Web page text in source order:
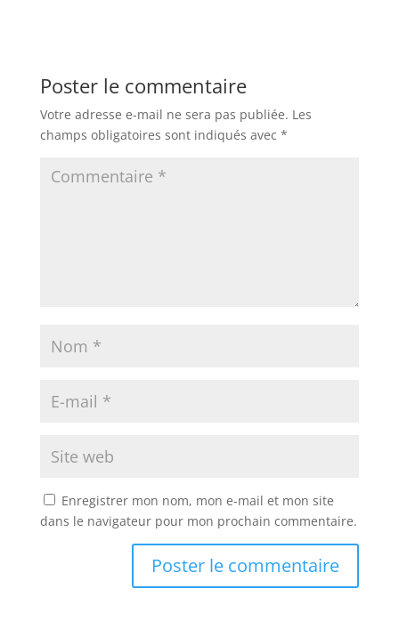
Poster le commentaire
Votre adresse e-mail ne sera pas publiée. Les
champs obligatoires sont indiqués avec *
Enregistrer mon nom, mon e-mail et mon site
dans le navigateur pour mon prochain commentaire.